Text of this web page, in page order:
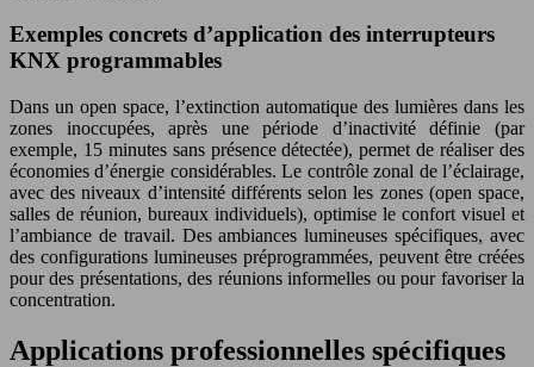
Exemples concrets d’application des interrupteurs
KNX programmables
Dans un open space, l’extinction automatique des lumières dans les
zones inoccupées, après une période d’inactivité définie (par
exemple, 15 minutes sans présence détectée), permet de réaliser des
économies d’énergie considérables. Le contrôle zonal de l’éclairage,
avec des niveaux d’intensité différents selon les zones (open space,
salles de réunion, bureaux individuels), optimise le confort visuel et
l’ambiance de travail. Des ambiances lumineuses spécifiques, avec
des configurations lumineuses préprogrammées, peuvent être créées
pour des présentations, des réunions informelles ou pour favoriser la
concentration.
Applications professionnelles spécifiques